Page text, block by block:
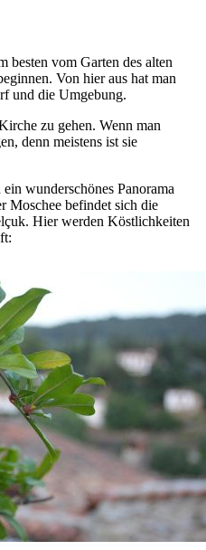
besten vom Garten des alten
Von hier aus hat man
und die Umgebung.
zu gehen. Wenn man
denn meistens ist sie
wunderschönes Panorama
Moschee befindet sich die
Hier werden Köstlichkeiten